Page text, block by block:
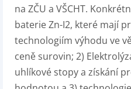
na ZČU a VŠCHT.
baterie Zn-I2, které mají
technologiím výhodu ve
ceně surovin; 2)
uhlíkové stopy a získání